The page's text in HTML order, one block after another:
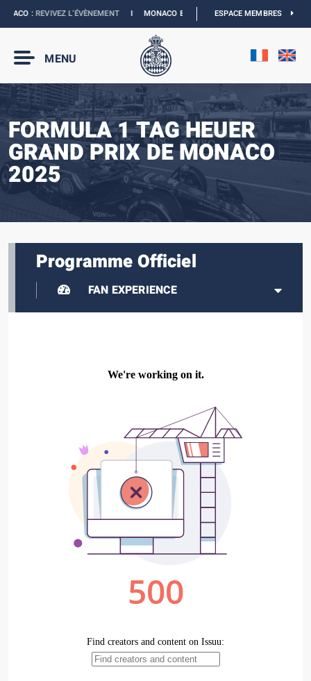
:REVIVEZ L’ÉVÈNEMENTI MONACO E-PRIX 2027 :NOUVELLES DATES
ESPACE MEMBRES
MENU
FORMULA 1 TAG HEUER
GRAND PRIX DE MONACO
2025
Programme Officiel
FAN EXPERIENCE